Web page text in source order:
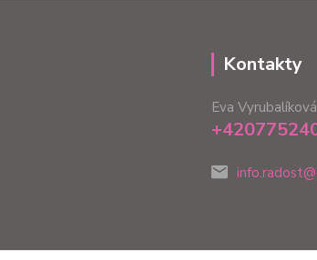
Kontakty
Eva